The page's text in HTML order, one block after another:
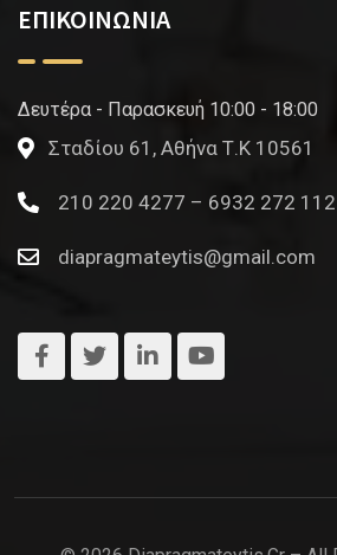
ΕΠΙΚΟΙΝΩΝΙΑ
Δευτέρα - Παρασκευή 10:00 - 18:00
Σταδίου 61, Αθήνα Τ.Κ 10561
210 220 4277 – 6932 272 112
diapragmateytis@gmail.com